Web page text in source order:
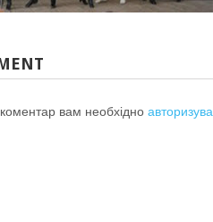
вам необхідно